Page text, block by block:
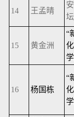
14 王孟晴
坛
15 黄金洲
“
16 杨国栋
“